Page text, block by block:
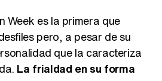
Week es la primera que
pero, a pesar de su
que la caracteriza
La frialdad en su forma